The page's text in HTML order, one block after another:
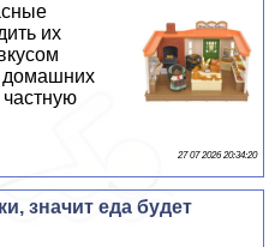
их
домашних
27 07 2026 20:34:20
значит еда будет